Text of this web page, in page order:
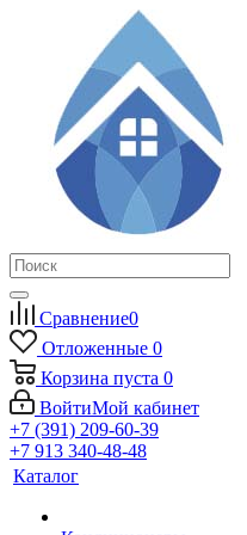
Сравнение0
Отложенные 0
Корзина пуста 0
ВойтиМой кабинет
+7 (391) 209-60-39
+7 913 340-48-48
Каталог